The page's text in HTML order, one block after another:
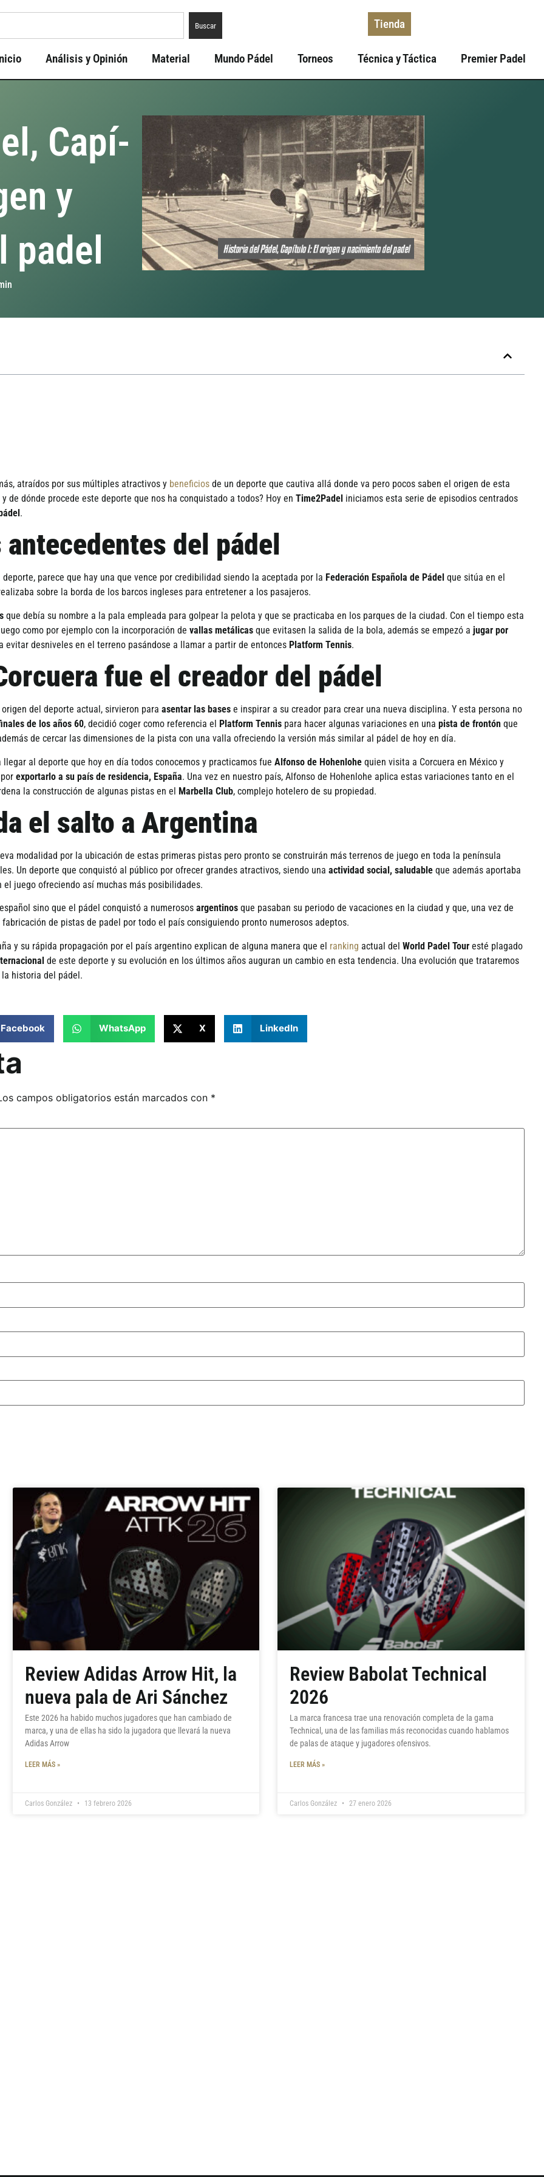
Buscar Tienda
Análisis y Opinión Material Mundo Pádel Torneos Técnica y Táctica Premier Padel
Capí­
y
padel
atraí­dos por sus múltiples atractivos y beneficios de un deporte que cautiva allá donde va pero pocos saben el origen de esta
de dónde procede este deporte que nos ha conquistado a todos? Hoy en Time2Padel iniciamos esta serie de episodios centrados
.
del pádel
parece que hay una que vence por credibilidad siendo la aceptada por la Federación Española de Pádel que sitúa en el
sobre la borda de los barcos ingleses para entretener a los pasajeros.
que debí­a su nombre a la pala empleada para golpear la pelota y que se practicaba en los parques de la ciudad. Con el tiempo esta
como por ejemplo con la incorporación de vallas metálicas que evitasen la salida de la bola, además se empezó a jugar por
evitar desniveles en el terreno pasándose a llamar a partir de entonces Platform Tennis.
fue el creador del pádel
del deporte actual, sirvieron para asentar las bases e inspirar a su creador para crear una nueva disciplina. Y esta persona no
de los años 60, decidió coger como referencia el Platform Tennis para hacer algunas variaciones en una pista de frontón que
de cercar las dimensiones de la pista con una valla ofreciendo la versión más similar al pádel de hoy en dí­a.
al deporte que hoy en dí­a todos conocemos y practicamos fue Alfonso de Hohenlohe quien visita a Corcuera en México y
exportarlo a su paí­s de residencia, España. Una vez en nuestro paí­s, Alfonso de Hohenlohe aplica estas variaciones tanto en el
la construcción de algunas pistas en el Marbella Club, complejo hotelero de su propiedad.
el salto a Argentina
modalidad por la ubicación de estas primeras pistas pero pronto se construirán más terrenos de juego en toda la pení­nsula
Un deporte que conquistó al público por ofrecer grandes atractivos, siendo una actividad social, saludable que además aportaba
juego ofreciendo así­ muchas más posibilidades.
sino que el pádel conquistó a numerosos argentinos que pasaban su periodo de vacaciones en la ciudad y que, una vez de
de pistas de padel por todo el paí­s consiguiendo pronto numerosos adeptos.
y su rápida propagación por el paí­s argentino explican de alguna manera que el ranking actual del World Padel Tour esté plagado
de este deporte y su evolución en los últimos años auguran un cambio en esta tendencia. Una evolución que trataremos
historia del pádel.
Facebook WhatsApp X LinkedIn
campos obligatorios están marcados con *
Review Adidas Arrow Hit, la
nueva pala de Ari Sánchez
Este 2026 ha habido muchos jugadores que han cambiado de
marca, y una de ellas ha sido la jugadora que llevará la nueva
Adidas Arrow
LEER MÁS »
Carlos González 13 febrero 2026
Review Babolat Technical
2026
La marca francesa trae una renovación completa de la gama
Technical, una de las familias más reconocidas cuando hablamos
de palas de ataque y jugadores ofensivos.
LEER MÁS »
Carlos González 27 enero 2026